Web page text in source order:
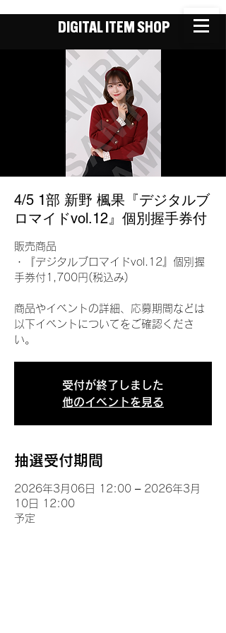
DIGITAL ITEM SHOP
4/5 1部 新野 楓果『デジタルブ
ロマイドvol.12』個別握手券付
販売商品
・『デジタルブロマイドvol.12』個別握
手券付1,700円(税込み)
商品やイベントの詳細、応募期間などは
以下イベントについてをご確認くださ
い。
受付が終了しました
他のイベントを見る
抽選受付期間
2026年3月06日 12:00 – 2026年3月
10日 12:00
予定